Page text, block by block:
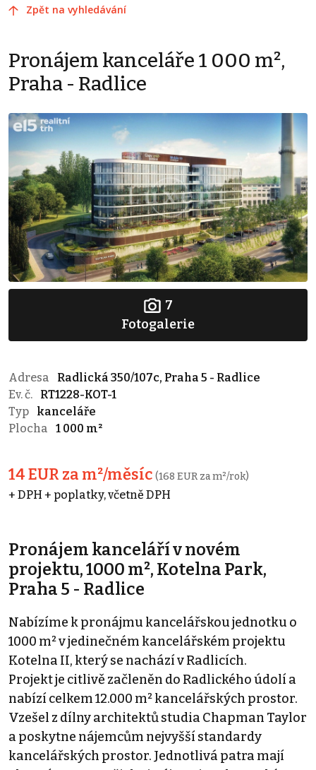
Zpět na vyhledávání
Pronájem kanceláře 1 000 m²,
Praha - Radlice
7
Fotogalerie
Adresa
Radlická 350/107c, Praha 5 - Radlice
Ev. č.
RT1228-KOT-1
Typ
kanceláře
Plocha
1 000 m²
14 EUR za m²/měsíc (168 EUR za m²/rok)
+ DPH + poplatky, včetně DPH
Pronájem kanceláří v novém
projektu, 1000 m², Kotelna Park,
Praha 5 - Radlice
Nabízíme k pronájmu kancelářskou jednotku o
1000 m² v jedinečném kancelářském projektu
Kotelna II, který se nachází v Radlicích.
Projekt je citlivě začleněn do Radlického údolí a
nabízí celkem 12.000 m² kancelářských prostor.
Vzešel z dílny architektů studia Chapman Taylor
a poskytne nájemcům nejvyšší standardy
kancelářských prostor. Jednotlivá patra mají